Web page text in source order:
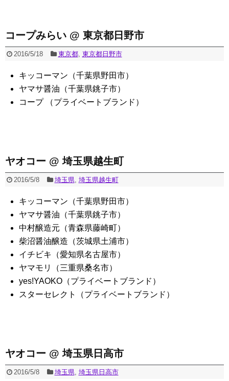
コープみらい @ 東京都日野市
2016/5/18 東京都, 東京都日野市
キッコーマン（千葉県野田市）
ヤマサ醤油（千葉県銚子市）
コープ （プライベートブランド）
ヤオコー @ 埼玉県越生町
2016/5/8 埼玉県, 埼玉県越生町
キッコーマン（千葉県野田市）
ヤマサ醤油（千葉県銚子市）
中村醸造元（青森県藤崎町）
柴沼醤油醸造（茨城県土浦市）
イチビキ（愛知県名古屋市）
ヤマモリ（三重県桑名市）
yes!YAOKO（プライベートブランド）
スターセレクト（プライベートブランド）
ヤオコー @ 埼玉県日高市
2016/5/8 埼玉県, 埼玉県日高市